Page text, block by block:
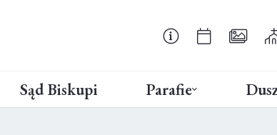
Sąd Biskupi Parafie